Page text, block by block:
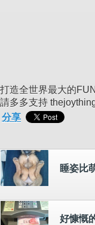
打造全世界最大的
請多多支持
分享
睡姿比
好慷慨